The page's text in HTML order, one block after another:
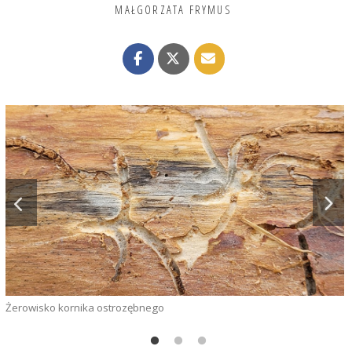
MAŁGORZATA FRYMUS
Żerowisko kornika ostrozębnego